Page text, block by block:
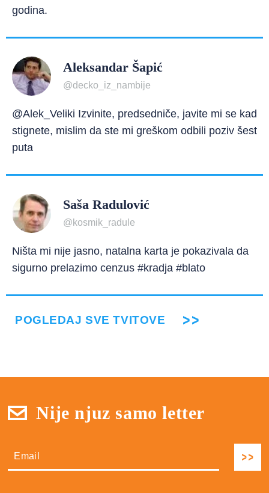
godina.
Aleksandar Šapić
@decko_iz_nambije
@Alek_Veliki Izvinite, predsedniče, javite mi se kad
stignete, mislim da ste mi greškom odbili poziv šest
puta
Saša Radulović
@kosmik_radule
Ništa mi nije jasno, natalna karta je pokazivala da
sigurno prelazimo cenzus #kradja #blato
POGLEDAJ SVE TVITOVE
Nije njuz samo letter